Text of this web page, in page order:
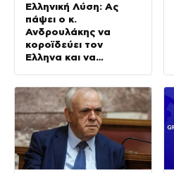
Ελληνική Λύση: Ας
πάψει ο κ.
Ανδρουλάκης να
κοροϊδεύει τον
Έλληνα και να